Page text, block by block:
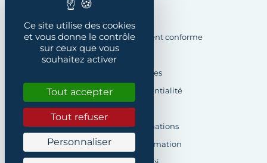
Ce site utilise des cookies
et vous donne le contrôle
sur ceux que vous
souhaitez activer
Tout accepter
Tout refuser
Personnaliser
Accessibilité : Partiellement conforme
Mentions légales
Politique de confidentialité
Cookies
Demande d’informations
Formulaire de réclamation